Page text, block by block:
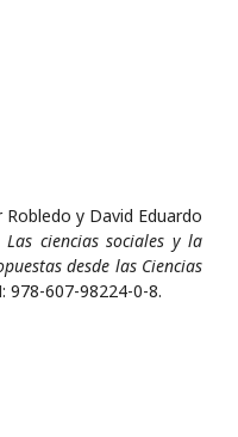
Robledo y David Eduardo
Las ciencias sociales y la
desde las Ciencias
978-607-98224-0-8.